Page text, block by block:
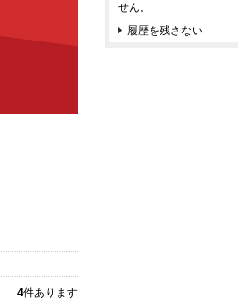
4件あります
せん。
履歴を残さない